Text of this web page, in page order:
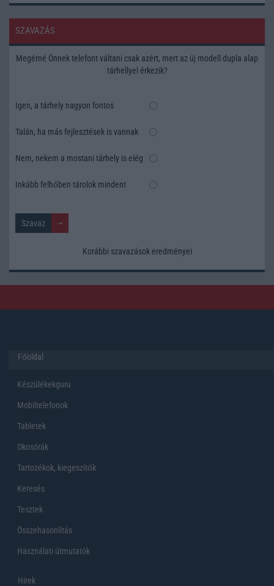
SZAVAZÁS
Megérné Önnek telefont váltani csak azért, mert az új modell dupla alap
tárhellyel érkezik?
Igen, a tárhely nagyon fontos
Talán, ha más fejlesztések is vannak
Nem, nekem a mostani tárhely is elég
Inkább felhőben tárolok mindent
Korábbi szavazások eredményei
Főoldal
Készülékekguru
Mobiltelefonok
Tabletek
Okosórák
Tartozékok, kiegeszítők
Keresés
Tesztek
Összehasonlítás
Használati útmutatók
Hirek